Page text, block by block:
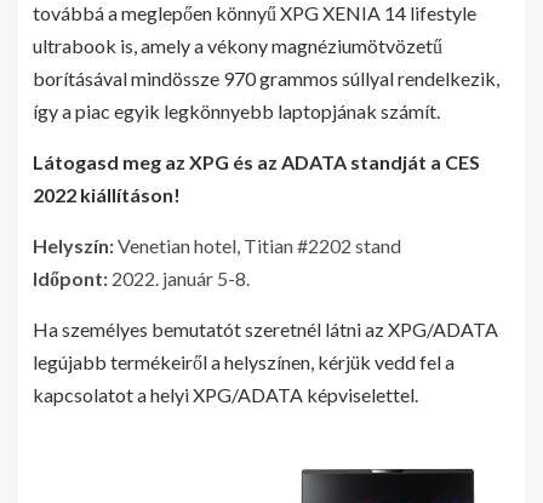
továbbá a meglepően könnyű XPG XENIA 14 lifestyle
ultrabook is, amely a vékony magnéziumötvözetű
borításával mindössze 970 grammos súllyal rendelkezik,
így a piac egyik legkönnyebb laptopjának számít.
Látogasd meg az XPG és az ADATA standját a CES
2022 kiállításon!
Helyszín:Venetian hotel, Titian #2202 stand
Időpont: 2022. január 5-8.
Ha személyes bemutatót szeretnél látni az XPG/ADATA
legújabb termékeiről a helyszínen, kérjük vedd fel a
kapcsolatot a helyi XPG/ADATA képviselettel.